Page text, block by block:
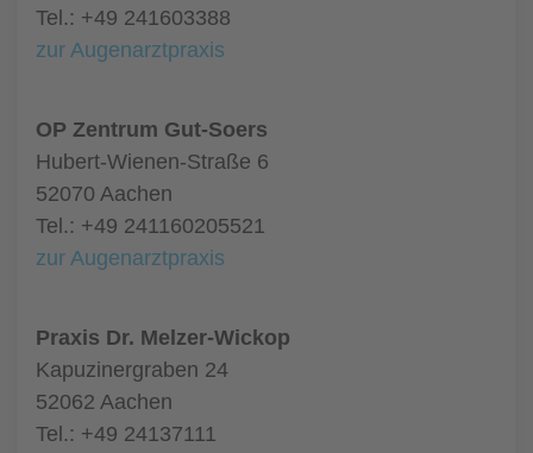
Tel.: +49 241603388
zur Augenarztpraxis
OP Zentrum Gut-Soers
Hubert-Wienen-Straße 6
52070 Aachen
Tel.: +49 241160205521
zur Augenarztpraxis
Praxis Dr. Melzer-Wickop
Kapuzinergraben 24
52062 Aachen
Tel.: +49 24137111